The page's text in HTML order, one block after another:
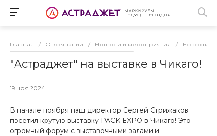
Главная / О компании / Новости и мероприятия / Новости
"Астраджет" на выставке в Чикаго!
19 ноя 2024
В начале ноября наш директор Сергей Стрижаков
посетил крутую выставку PACK EXPO в Чикаго! Это
огромный форум с выставочными залами и